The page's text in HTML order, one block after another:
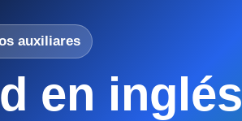
auxiliares
en inglés